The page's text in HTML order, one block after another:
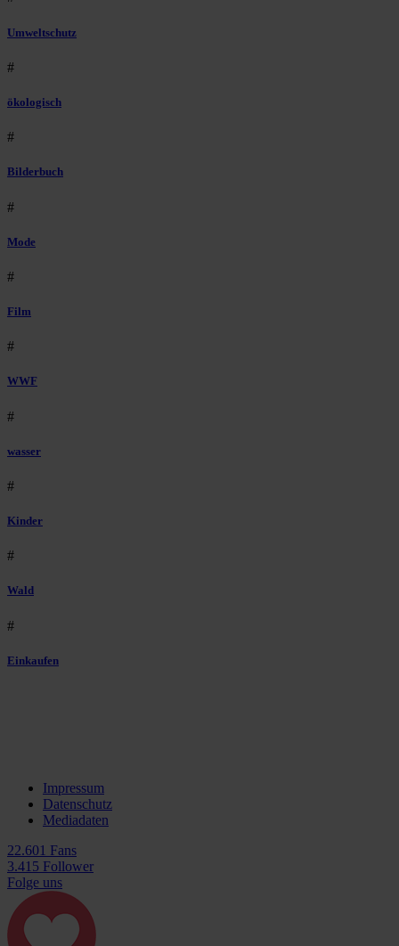
Umweltschutz
#
ökologisch
#
Bilderbuch
#
Mode
#
Film
#
WWF
#
wasser
#
Kinder
#
Wald
#
Einkaufen
Impressum
Datenschutz
Mediadaten
22.601 Fans
3.415 Follower
Folge uns